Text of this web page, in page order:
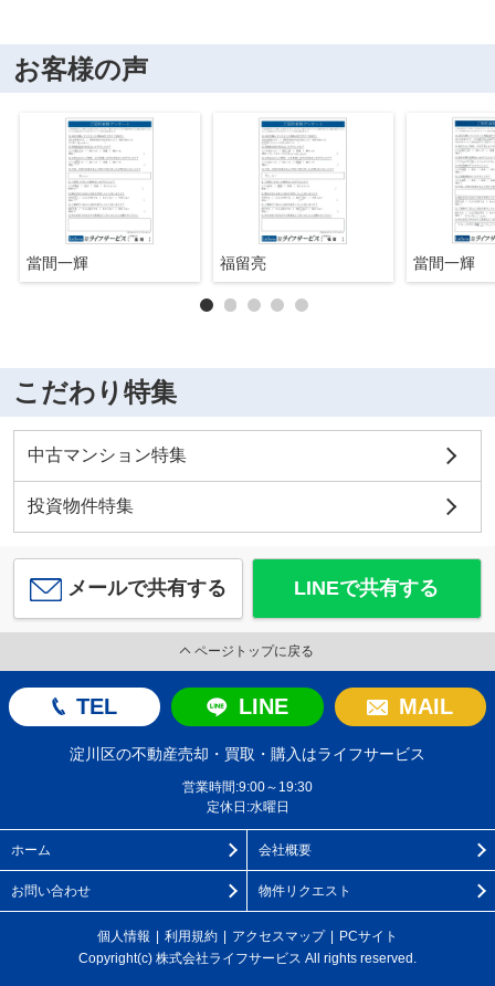
お客様の声
當間一輝 福留亮 當間一輝
こだわり特集
中古マンション特集
投資物件特集
メールで共有する LINEで共有する
ページトップに戻る
TEL LINE MAIL
淀川区の不動産売却・買取・購入はライフサービス
営業時間:9:00～19:30
定休日:水曜日
ホーム 会社概要
お問い合わせ 物件リクエスト
個人情報 利用規約 アクセスマップ
PCサイト
Copyright(c) 株式会社ライフサービス All rights reserved.